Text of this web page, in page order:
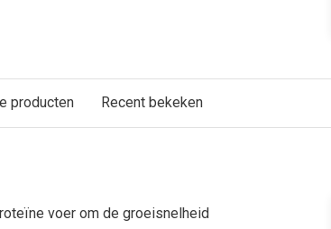
producten Recent bekeken
voer om de groeisnelheid